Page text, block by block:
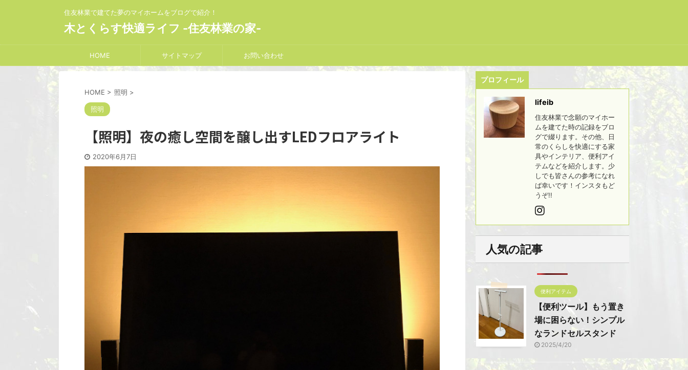
住友林業で建てた夢のマイホームをブログで紹介！
木とくらす快適ライフ -住友林業の家-
HOME サイトマップ お問い合わせ
HOME > 照明 >
照明
【照明】夜の癒し空間を醸し出すLEDフロアライト
2020年6月7日
プロフィール
lifeib
住友林業で念願のマイホー
ムを建てた時の記録をブロ
グで綴ります。その他、日
常のくらしを快適にする家
具やインテリア、便利アイ
テムなどを紹介します。少
しでも皆さんの参考になれ
ば幸いです！インスタもど
うぞ!!
人気の記事
便利アイテム
【便利ツール】もう置き
場に困らない！シンプル
なランドセルスタンド
2025/4/20